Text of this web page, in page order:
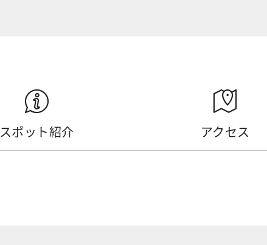
スポット紹介 アクセス